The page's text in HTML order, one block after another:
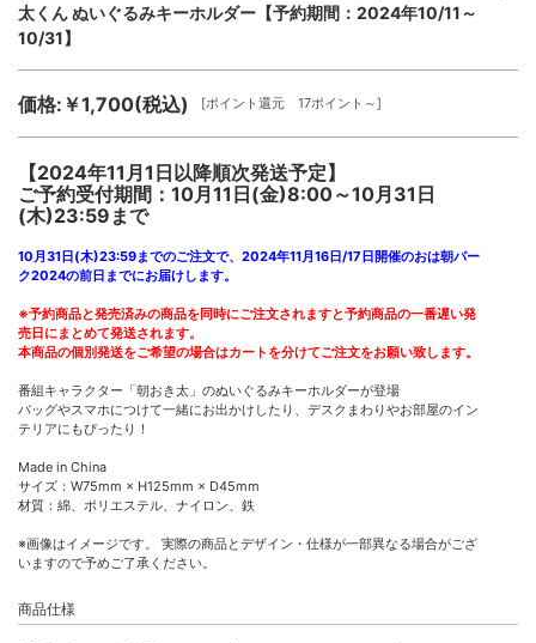
太くん ぬいぐるみキーホルダー【予約期間：2024年10/11～
10/31】
価格:￥1,700(税込) [ポイント還元 17ポイント～]
【2024年11月1日以降順次発送予定】
ご予約受付期間：10月11日(金)8:00～10月31日
(木)23:59まで
10月31日(木)23:59までのご注文で、2024年11月16日/17日開催のおは朝パー
ク2024の前日までにお届けします。
※予約商品と発売済みの商品を同時にご注文されますと予約商品の一番遅い発
売日にまとめて発送されます。
本商品の個別発送をご希望の場合はカートを分けてご注文をお願い致します。
番組キャラクター「朝おき太」のぬいぐるみキーホルダーが登場
バッグやスマホにつけて一緒にお出かけしたり、デスクまわりやお部屋のイン
テリアにもぴったり！
Made in China
サイズ：W75mm × H125mm × D45mm
材質：綿、ポリエステル、ナイロン、鉄
※画像はイメージです。 実際の商品とデザイン・仕様が一部異なる場合がござ
いますので予めご了承ください。
商品仕様